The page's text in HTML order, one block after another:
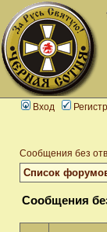
Вход
Сообщения без
Список
Сообщения